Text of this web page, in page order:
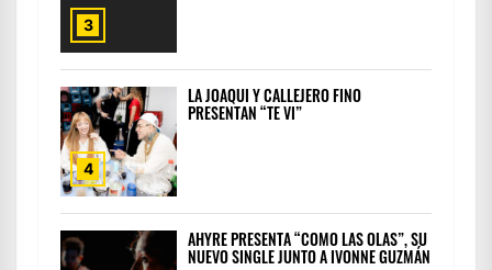
3
4
LA JOAQUI Y CALLEJERO FINO
PRESENTAN “TE VI”
AHYRE PRESENTA “COMO LAS OLAS”, SU
NUEVO SINGLE JUNTO A IVONNE GUZMÁN